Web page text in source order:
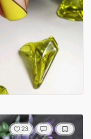
23